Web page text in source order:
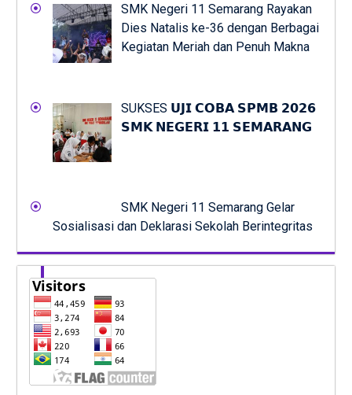
SMK Negeri 11 Semarang Rayakan
Dies Natalis ke-36 dengan Berbagai
Kegiatan Meriah dan Penuh Makna
SUKSES 𝗨𝗝𝗜 𝗖𝗢𝗕𝗔 𝗦𝗣𝗠𝗕 𝟮𝟬𝟮𝟲
𝗦𝗠𝗞 𝗡𝗘𝗚𝗘𝗥𝗜 𝟭𝟭 𝗦𝗘𝗠𝗔𝗥𝗔𝗡𝗚
SMK Negeri 11 Semarang Gelar
Sosialisasi dan Deklarasi Sekolah Berintegritas